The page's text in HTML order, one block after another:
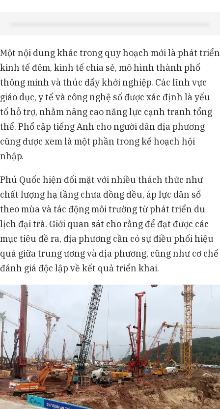
Một nội dung khác trong quy hoạch mới là phát triển
kinh tế đêm, kinh tế chia sẻ, mô hình thành phố
thông minh và thúc đẩy khởi nghiệp. Các lĩnh vực
giáo dục, y tế và công nghệ số được xác định là yếu
tố hỗ trợ, nhằm nâng cao năng lực cạnh tranh tổng
thể. Phổ cập tiếng Anh cho người dân địa phương
cũng được xem là một phần trong kế hoạch hội
nhập.
Phú Quốc hiện đối mặt với nhiều thách thức như
chất lượng hạ tầng chưa đồng đều, áp lực dân số
theo mùa và tác động môi trường từ phát triển du
lịch đại trà. Giới quan sát cho rằng để đạt được các
mục tiêu đề ra, địa phương cần có sự điều phối hiệu
quả giữa trung ương và địa phương, cũng như cơ chế
đánh giá độc lập về kết quả triển khai.